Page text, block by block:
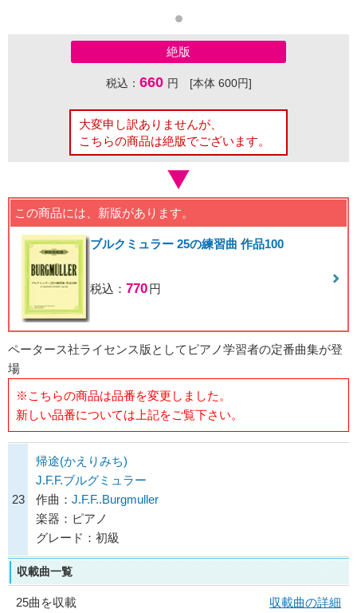
絶版
税込： 660 円 [本体 600円]
大変申し訳ありませんが、
こちらの商品は絶版でございます。
この商品には、新版があります。
ブルクミュラー 25の練習曲 作品100
税込： 770円
ペータース社ライセンス版としてピアノ学習者の定番曲集が登
場
※こちらの商品は品番を変更しました。
新しい品番については上記をご覧下さい。
23
帰途(かえりみち)
J.F.F.ブルグミュラー
作曲： J.F.F..Burgmuller
楽器：ピアノ
グレード：初級
収載曲一覧
25曲を収載
収載曲の詳細